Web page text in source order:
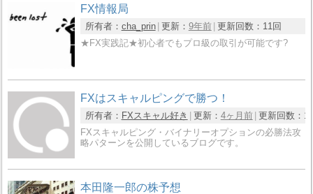
FX情報局
所有者： cha_prin 更新： 9年前 更新回数： 11回
★FX実践記★初心者でもプロ級の取引が可能です?
FXはスキャルピングで勝つ！
所有者： FXスキャル好き 更新： 4ヶ月前 更新回数：
FXスキャルピング・バイナリーオプションの必勝法攻
略パターンを公開しているブログです。
本田隆一郎の株予想